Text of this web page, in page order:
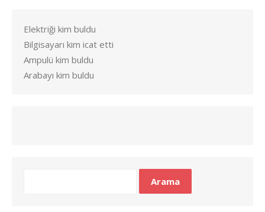
Elektriği kim buldu
Bilgisayarı kim icat etti
Ampulü kim buldu
Arabayı kim buldu